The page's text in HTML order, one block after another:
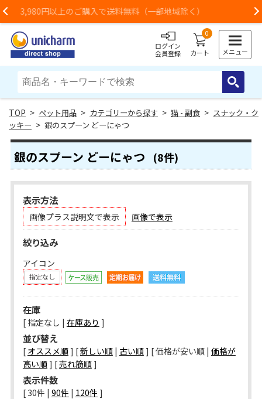
Previous
域除く） お荷物のお届けに遅れが出ている地域
ログイン
会員登録
0
カート メニュー
> ペット用品 > カテゴリーから探す > 猫 - 副食 > スナック・ク
ッキー > 銀のスプーン どーにゃつ
銀のスプーン どーにゃつ (8件)
表示方法
画像プラス説明文で表示 画像で表示
絞り込み
アイコン
在庫
[ 指定なし | 在庫あり ]
並び替え
[ オススメ順] [新しい順| 古い順] [ 価格が安い順 | 価格が
高い順] [売れ筋順]
表示件数
[ 30件 | 90件 | 120件 ]